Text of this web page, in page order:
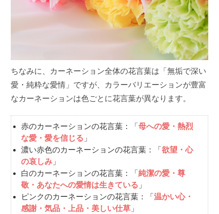
ちなみに、カーネーション全体の花言葉は「無垢で深い
愛・純粋な愛情」ですが、カラーバリエーションが豊富
なカーネーションは色ごとに花言葉が異なります。
赤のカーネーションの花言葉：「母への愛・熱烈
な愛・愛を信じる 」
濃い赤色のカーネーションの花言葉：「欲望・心
の哀しみ 」
白のカーネーションの花言葉：「純潔の愛・尊
敬・あなたへの愛情は生きている 」
ピンクのカーネーションの花言葉：「温かい心・
感謝・気品・上品・美しい仕草 」